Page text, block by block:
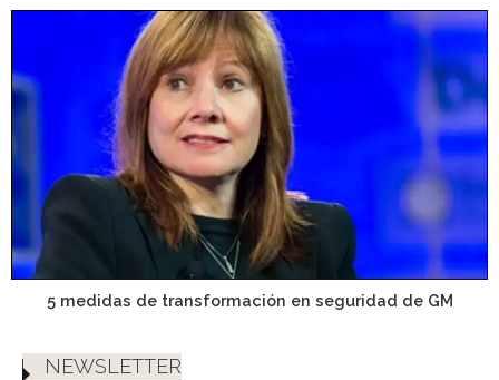
5 medidas de transformación en seguridad de GM
NEWSLETTER